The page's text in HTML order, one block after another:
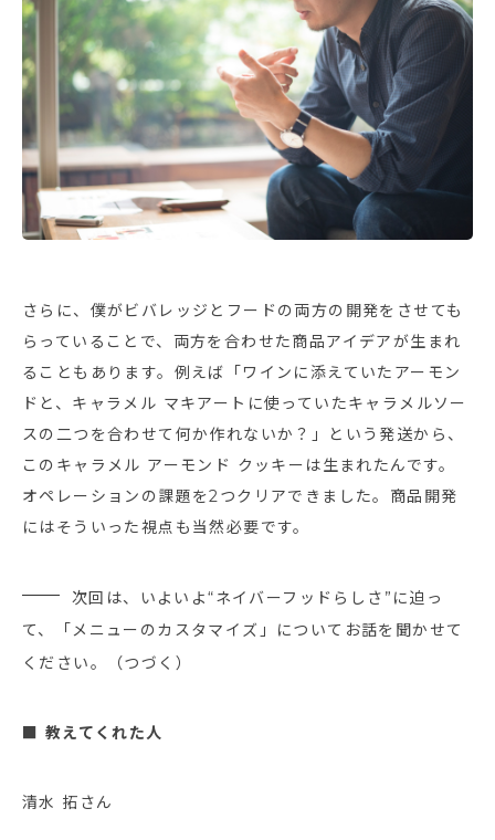
さらに、僕がビバレッジとフードの両方の開発をさせても
らっていることで、両方を合わせた商品アイデアが生まれ
ることもあります。例えば「ワインに添えていたアーモン
ドと、キャラメル マキアートに使っていたキャラメルソー
スの二つを合わせて何か作れないか？」という発送から、
このキャラメル アーモンド クッキーは生まれたんです。
オペレーションの課題を2つクリアできました。商品開発
にはそういった視点も当然必要です。
次回は、いよいよ“ネイバーフッドらしさ”に迫っ
て、「メニューのカスタマイズ」についてお話を聞かせて
ください。（つづく）
■ 教えてくれた人
清水 拓さん